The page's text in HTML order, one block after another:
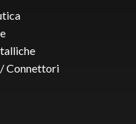
Connettori